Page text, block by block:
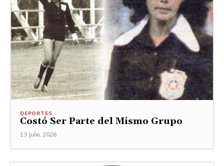
DEPORTES
Costó Ser Parte del Mismo Grupo
13 Julio, 2026